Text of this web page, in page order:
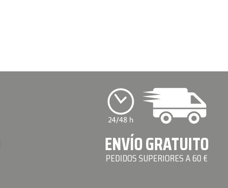
ENVÍO GRATUITO
PEDIDOS SUPERIORES A 60 €